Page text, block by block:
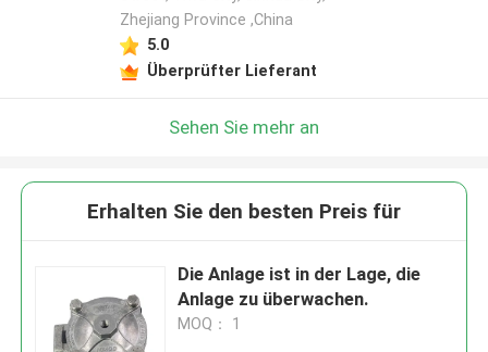
Zhejiang Province ,China
5.0
Überprüfter Lieferant
Sehen Sie mehr an
Erhalten Sie den besten Preis für
Die Anlage ist in der Lage, die
Anlage zu überwachen.
MOQ： 1